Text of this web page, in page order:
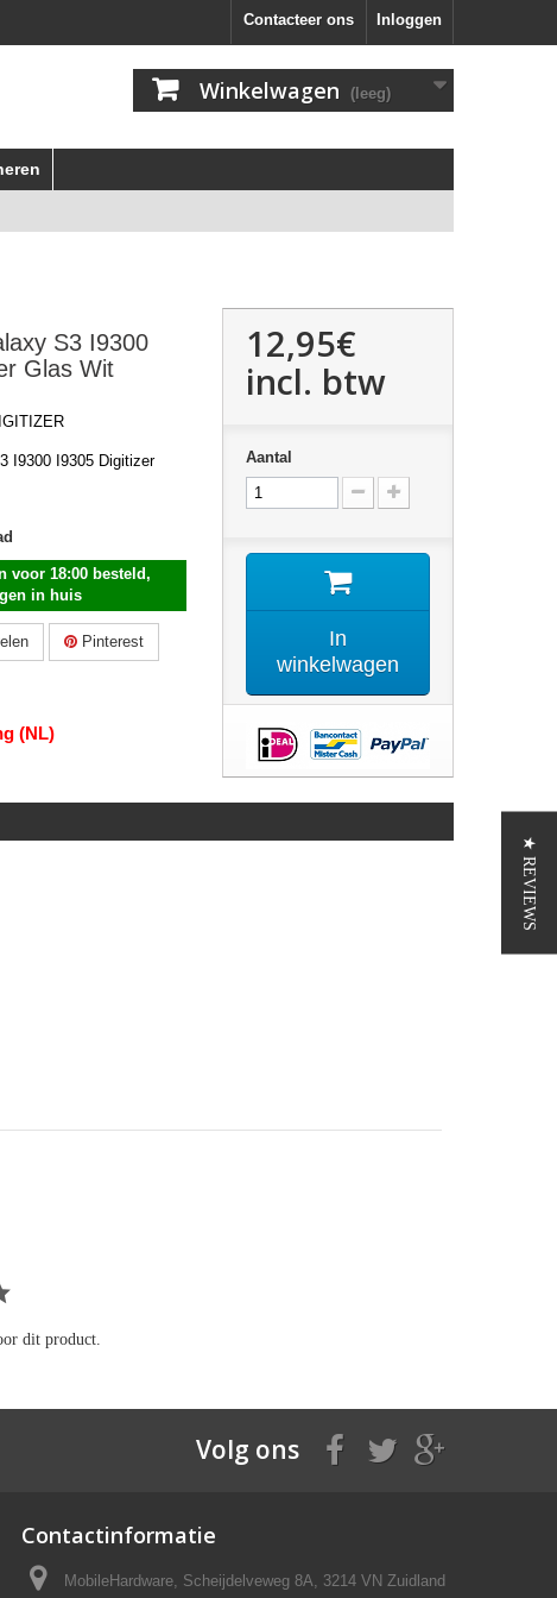
Inloggen
Contacteer ons
Winkelwagen (leeg)
S3 I9300
Glas Wit
I9300 I9305 Digitizer
voor 18:00 besteld,
in huis
Pinterest
(NL)
12,95€
incl. btw
Aantal
In
winkelwagen
dit product.
Volg ons
Contactinformatie
MobileHardware, Scheijdelveweg 8A, 3214 VN Zuidland
★ REVIEWS